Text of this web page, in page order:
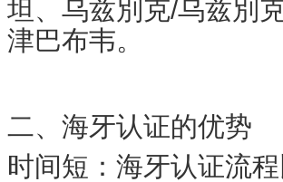
坦、乌兹別克/乌兹別
津巴布韦。
二、海牙认证的优势
时间短：海牙认证流